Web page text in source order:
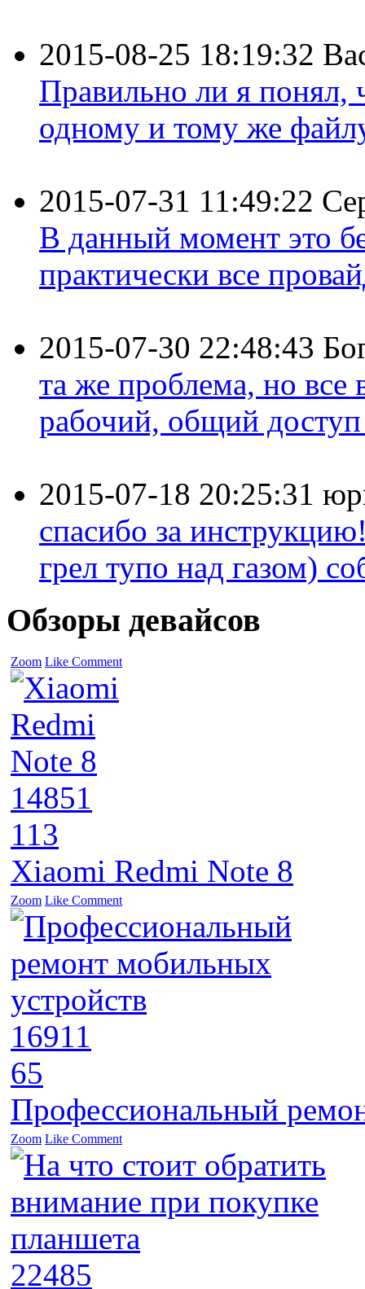
2015-08-25 18:19:32
Правильно ли я понял,
одному и тому же
2015-07-31 11:49:22
В данный момент это
практически все
2015-07-30 22:48:43
та же проблема, но все
рабочий, общий доступ
2015-07-18 20:25:31
спасибо за
грел тупо над газом)
Обзоры девайсов
Zoom Like Comment
14851
113
Xiaomi Redmi Note 8
Zoom Like Comment
16911
65
Профессиональный
Zoom Like Comment
22485